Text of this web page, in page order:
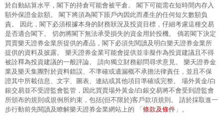
於自動結算水平，閣下的持倉可能會被平倉。 閣下可能需在短時間內存入
額外保證金款額。 閣下將須為閣下賬戶內因此而產生的任何短欠數額負
責。 因此，閣下必須根據本身的財務狀況及投資目標，仔細考慮這種交易
是否適合閣下。 切勿將閣下無法承受損失的資金用於投機。 倘若閣下決定
買賣樂天證券金業所提供的產品，閣下必須先閱讀及明白樂天證券金業所
提供的資料及披露。 樂天證券金業可能會提供並非擬作為投資建議且不得
被詮釋為投資建議的一般評論。 請向獨立財務顧問尋求意見。 樂天證券金
業及樂天集團對於資料錯誤、不準確或遺漏概不承擔法律責任，並且不保
證其中所載信息、文字、圖表、連結或其他項目準確或完整。 場外黃金/白
銀交易並不受證監會監管，因此買賣場外黃金/白銀交易將不會受到證監會
所頒布的規則或規例所約束，包括(但不限於)客戶款項規則。 請於採取進一
步行動前先閱讀及瞭解樂天證券金業網站上的 「 條款及條件 」。